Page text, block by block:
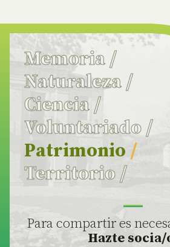
Memoria/
Naturaleza/
Ciencia /
Voluntariado /
Patrimonio /
Territorio /
Para compartir es
Hazte socia/